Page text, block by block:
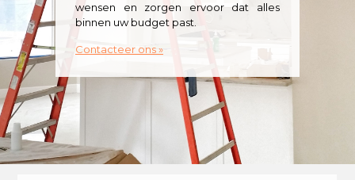
wensen en zorgen ervoor dat alles
binnen uw budget past.
Contacteer ons »